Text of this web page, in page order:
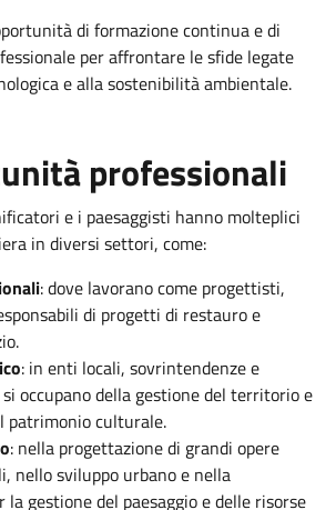
di formazione continua e di
per affrontare le sfide legate
e alla sostenibilità ambientale.
professionali
e i paesaggisti hanno molteplici
in diversi settori, come:
: dove lavorano come progettisti,
di progetti di restauro e
: in enti locali, sovrintendenze e
occupano della gestione del territorio e
patrimonio culturale.
: nella progettazione di grandi opere
nello sviluppo urbano e nella
la gestione del paesaggio e delle risorse